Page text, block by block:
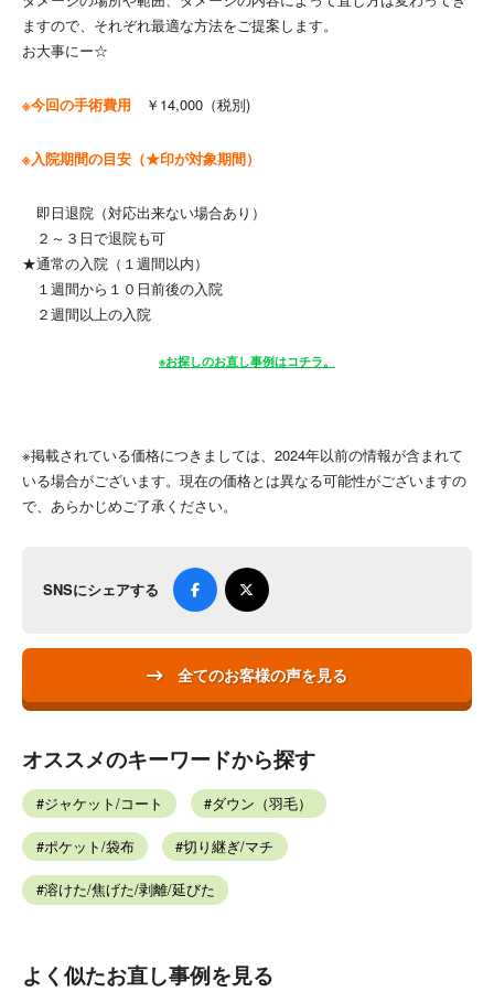
ますので、それぞれ最適な方法をご提案します。
お大事にー☆
※今回の手術費用 ￥14,000（税別)
※入院期間の目安（★印が対象期間）
即日退院（対応出来ない場合あり）
２～３日で退院も可
★通常の入院（１週間以内）
１週間から１０日前後の入院
２週間以上の入院
※お探しのお直し事例はコチラ。
※掲載されている価格につきましては、2024年以前の情報が含まれて
いる場合がございます。現在の価格とは異なる可能性がございますの
で、あらかじめご了承ください。
SNSにシェアする
全てのお客様の声を見る
オススメのキーワードから探す
ジャケット/コート ダウン（羽毛）
ポケット/袋布 切り継ぎ/マチ
溶けた/焦げた/剥離/延びた
よく似たお直し事例を見る